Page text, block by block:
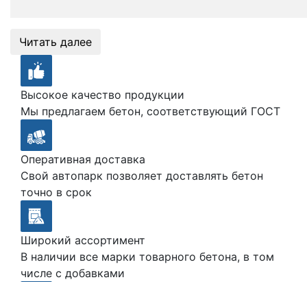
Читать далее
Высокое качество продукции
Мы предлагаем бетон, соответствующий ГОСТ
Оперативная доставка
Свой автопарк позволяет доставлять бетон
точно в срок
Широкий ассортимент
В наличии все марки товарного бетона, в том
числе с добавками